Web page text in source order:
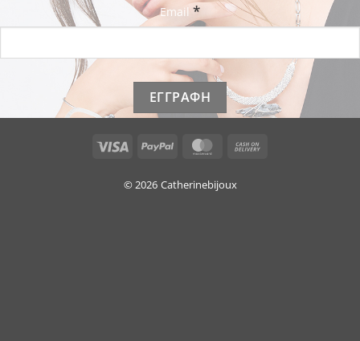
Email *
Visa PayPal MasterCard
© 2026 Catherinebijoux